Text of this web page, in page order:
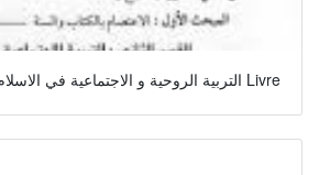
التربية الروحية و الاجتماعية في الاسلام د أكرم ضياء العمري Livre